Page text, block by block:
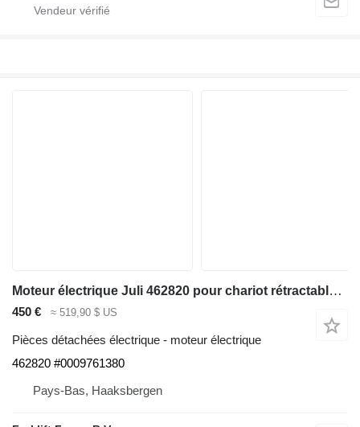
Moteur électrique Juli 462820 pour chariot rétractable Linde R14-01, Series 1120
450 € ≈ 519,90 $ US
Pièces détachées électrique - moteur électrique
462820 #0009761380
Pays-Bas, Haaksbergen